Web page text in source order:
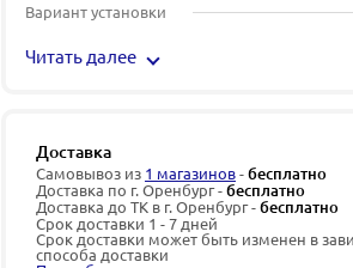
Вариант установки
Читать далее
Доставка
Самовывоз из 1 магазинов-бесплатно
Доставка по г. Оренбург -бесплатно
Доставка до ТК в г. Оренбург -бесплатно
Срок доставки 1 - 7 дней
Срок доставки может быть изменен в
способа доставки